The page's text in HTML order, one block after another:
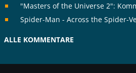
"Masters of the Universe 2":
Spider-Man - Across the Spider-
ALLE KOMMENTARE